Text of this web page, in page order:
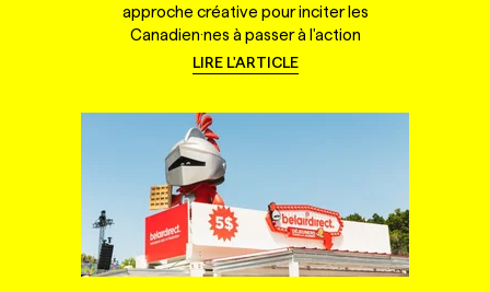
approche créative pour inciter les
Canadien·nes à passer à l'action
LIRE L'ARTICLE